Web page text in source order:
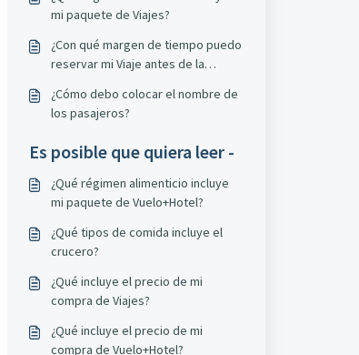
mi paquete de Viajes?
¿Con qué margen de tiempo puedo
reservar mi Viaje antes de la
¿Cómo debo colocar el nombre de
los pasajeros?
Es posible que quiera leer -
¿Qué régimen alimenticio incluye
mi paquete de Vuelo+Hotel?
¿Qué tipos de comida incluye el
crucero?
¿Qué incluye el precio de mi
compra de Viajes?
¿Qué incluye el precio de mi
compra de Vuelo+Hotel?